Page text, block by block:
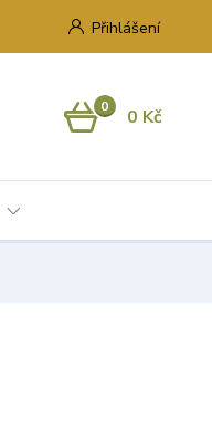
Přihlášení
0 0 Kč